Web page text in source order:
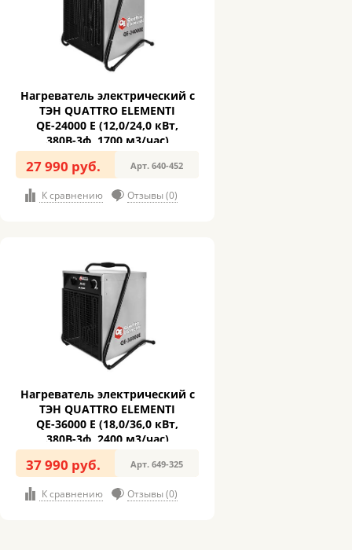
Нагреватель электрический с
ТЭН QUATTRO ELEMENTI
QЕ-24000 E (12,0/24,0 кВт,
380В-3ф, 1700 м3/час)
27 990 руб. Арт. 640-452
К сравнению Отзывы (0)
Нагреватель электрический с
ТЭН QUATTRO ELEMENTI
QЕ-36000 E (18,0/36,0 кВт,
380В-3ф, 2400 м3/час)
37 990 руб. Арт. 649-325
К сравнению Отзывы (0)